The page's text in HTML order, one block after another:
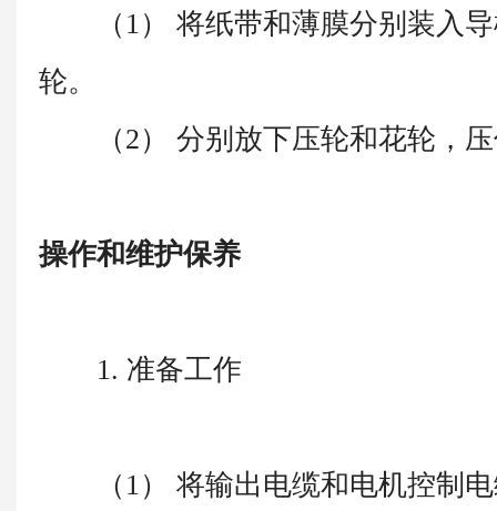
（1） 将纸带和薄膜分别装入导
轮。
（2） 分别放下压轮和花轮，压
操作和维护保养
1. 准备工作
（1） 将输出电缆和电机控制电